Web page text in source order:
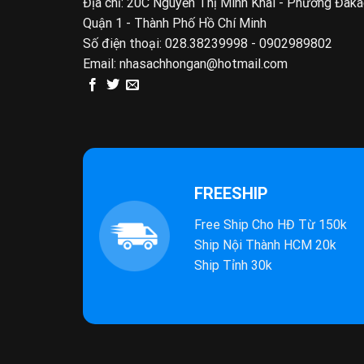
Địa chỉ: 20C Nguyễn Thị Minh Khai - Phường
Quận 1 - Thành Phố Hồ Chí Minh
Số điện thoại: 028.38239998 - 0902989802
Email: nhasachhongan@hotmail.com
FREESHIP
Free Ship Cho HĐ Từ 150k
Ship Nội Thành HCM 20k
Ship Tỉnh 30k